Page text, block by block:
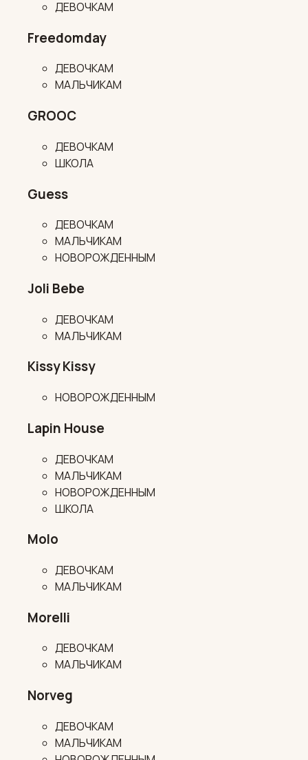
ДЕВОЧКАМ
Freedomday
ДЕВОЧКАМ
МАЛЬЧИКАМ
GROOC
ДЕВОЧКАМ
ШКОЛА
Guess
ДЕВОЧКАМ
МАЛЬЧИКАМ
НОВОРОЖДЕННЫМ
Joli Bebe
ДЕВОЧКАМ
МАЛЬЧИКАМ
Kissy Kissy
НОВОРОЖДЕННЫМ
Lapin House
ДЕВОЧКАМ
МАЛЬЧИКАМ
НОВОРОЖДЕННЫМ
ШКОЛА
Molo
ДЕВОЧКАМ
МАЛЬЧИКАМ
Morelli
ДЕВОЧКАМ
МАЛЬЧИКАМ
Norveg
ДЕВОЧКАМ
МАЛЬЧИКАМ